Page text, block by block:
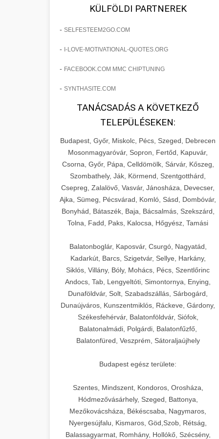
sebészeti praxisban.
páciensszám növekedés
os Növekedést
Lépésről lépésre marketing tervrajz,
eredményezett. Ismerje meg a
szonyegtisztito.net
marketing stratégiai tervrajz
os Növekedésének
Története
Teljes dokumentáció egy klinika
átalakulási útjáról, bemutatva az utat a
küzdő praxistól a virágzó vállalkozásig
150%-os növekedéssel.
szonyegtakaritas.org
klinika átalakulási történet
🎪 18. Szemhéjplasztika
Iránti Érdeklődés 150%-
Technikák és módszerek a páciensek
érdeklődésének és elkötelezettségének
drámai növeléséhez. Egy 150%-os
fellendülési esettanulmány gyakorlati
betekintésekkel.
weboldal-keszites.co
elkötelezettség erősítési módszerek
🎮 19. AI Google Ads és
Meta Kampány Kezelés +
Fejlett AI-alapú Google Ads és Meta
hirdetési kampánykezelés.
Optimalizálja hirdetési költségvetését
aikampany.hu
AI hirdetési automatizálás
🍞 20. Ipari Dagasztógép +
Professzionális ipari dagasztógépek és
tésztakeverő gépek pékségek és
kereskedelmi konyhák számára.
Masszív konstrukció megbízható
teljesítményhez.
chef-iparikonyhagepek.hu
kereskedelmi tésztakeverő
🔪 21. Ipari Szeletelőgép+
Ipari hús- és sajtszeletelő gépek
professzionális élelmiszer-
előkészítéshez. Precíziós vágás
állítható vastagság beállítással.
chef-iparikonyhagepek.hu
professzionális élelmiszer szeletelő
📦 22. Vákuumozó Gép +
Kereskedelmi vákuumcsomagoló
berendezések élelmiszerek
szavatossági időt és tartsa meg a
chef-iparikonyhagepek.hu
vákuum lezáró berendezés
🎁 23. Vákuumfóliázó
+
professzionális élelmiszer-csomagolási
műveletekhez. Hatékony lezárási és
tartósítási megoldások.
chef-iparikonyhagepek.hu
🔥 24. Ipari Sütő és
Gőzpároló
+
Kereskedelmi légkeveréses sütők és
KÜLFÖLDI PARTNEREK
- SELFESTEEM2GO.COM
- I-LOVE-MOTIVATIONAL-QUOTES.ORG
- FACEBOOK.COM MMC CHIPTUNING
- SYNTHASITE.COM
TANÁCSADÁS A KÖVETKEZŐ
TELEPÜLÉSEKEN:
Budapest, Győr, Miskolc, Pécs, Szeged, Debrecen
Mosonmagyaróvár, Sopron, Fertőd, Kapuvár,
Csorna, Győr, Pápa, Celldömölk, Sárvár, Kőszeg,
Szombathely, Ják, Körmend, Szentgotthárd,
Csepreg, Zalalövő, Vasvár, Jánosháza, Devecser,
Ajka, Sümeg, Pécsvárad, Komló, Sásd, Dombóvár,
Bonyhád, Bátaszék, Baja, Bácsalmás, Szekszárd,
Tolna, Fadd, Paks, Kalocsa, Hőgyész, Tamási
Balatonboglár, Kaposvár, Csurgó, Nagyatád,
Kadarkút, Barcs, Szigetvár, Sellye, Harkány,
Siklós, Villány, Bóly, Mohács, Pécs, Szentlőrinc
Andocs, Tab, Lengyeltóti, Simontornya, Enying,
Dunaföldvár, Solt, Szabadszállás, Sárbogárd,
Dunaújváros, Kunszentmiklós, Ráckeve, Gárdony,
Székesfehérvár, Balatonföldvár, Siófok,
Balatonalmádi, Polgárdi, Balatonfűzfő,
Balatonfüred, Veszprém, Sátoraljaújhely
Budapest egész területe:
Szentes, Mindszent, Kondoros, Orosháza,
Hódmezővásárhely, Szeged, Battonya,
Mezőkovácsháza, Békéscsaba, Nagymaros,
Nyergesújfalu, Kismaros, Göd,Szob, Rétság,
Balassagyarmat, Romhány, Hollókő, Szécsény,